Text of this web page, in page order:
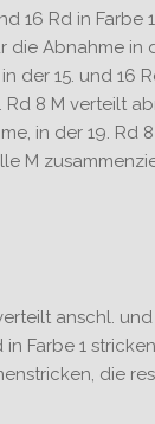
16 Rd in Farbe
die Abnahme in
der 15. und 16
Rd 8 M verteilt
in der 19. Rd
M
anschl.
Farbe 1
die